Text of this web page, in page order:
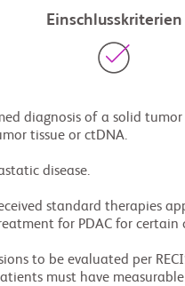
Einschlusskriterien
diagnosis of a solid
tissue or ctDNA.
disease.
standard therapies
for PDAC for certain
to be evaluated per
must have